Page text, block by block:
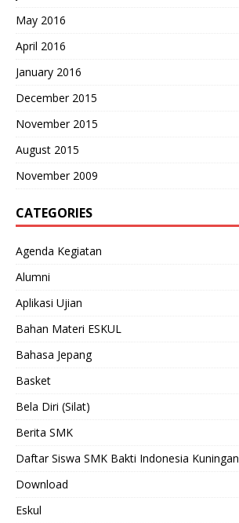
May 2016
April 2016
January 2016
December 2015
November 2015
August 2015
November 2009
CATEGORIES
Agenda Kegiatan
Alumni
Aplikasi Ujian
Bahan Materi ESKUL
Bahasa Jepang
Basket
Bela Diri (Silat)
Berita SMK
Daftar Siswa SMK Bakti Indonesia Kuningan
Download
Eskul